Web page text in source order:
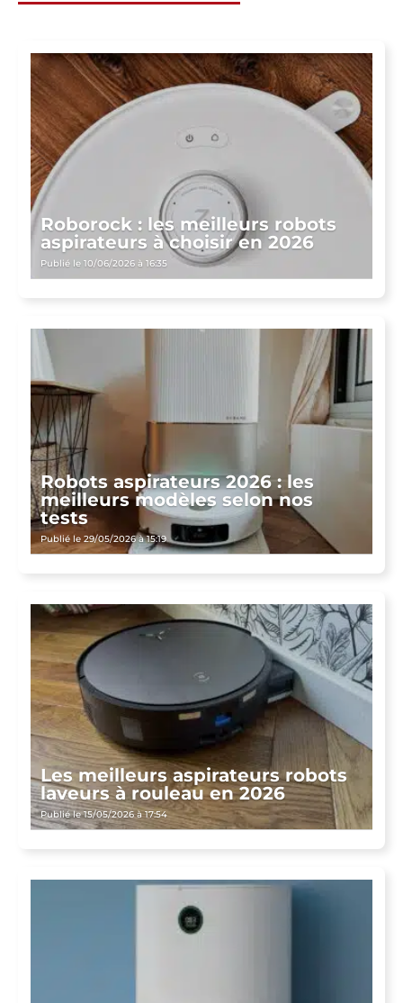
Roborock : les meilleurs robots
aspirateurs à choisir en 2026
Publié le 10/06/2026 à 16:35
Robots aspirateurs 2026 : les
meilleurs modèles selon nos
tests
Publié le 29/05/2026 à 15:19
Les meilleurs aspirateurs robots
laveurs à rouleau en 2026
Publié le 15/05/2026 à 17:54